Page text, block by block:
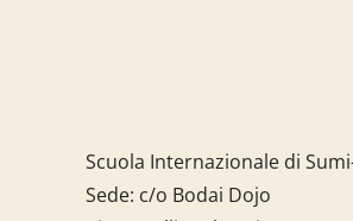
Scuola Internazionale di
Sede: c/o Bodai Dojo